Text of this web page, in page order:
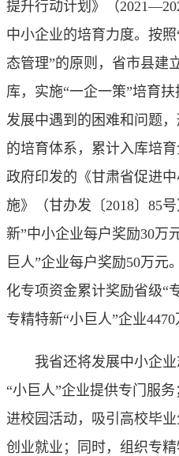
提升行动计划》（
中小企业的培育力度。按
态管理”的原则，省市县建
库，实施“一企一策”培育
发展中遇到的困难和问题
的培育体系，累计入库培
政府印发的《甘肃省促进
施》（甘办发〔2018〕85
新”中小企业每户奖励30万
巨人”企业每户奖励50万元
化专项资金累计奖励省级“
专精特新“小巨人”企业4470
我省还将发展中小企业
“小巨人”企业提供专门服
进校园活动，吸引高校毕
创业就业；同时，组织专